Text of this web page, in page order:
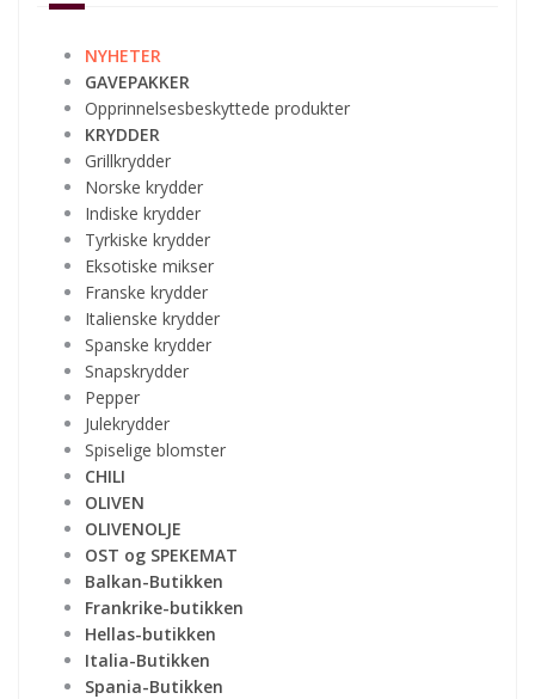
NYHETER
GAVEPAKKER
Opprinnelsesbeskyttede produkter
KRYDDER
Grillkrydder
Norske krydder
Indiske krydder
Tyrkiske krydder
Eksotiske mikser
Franske krydder
Italienske krydder
Spanske krydder
Snapskrydder
Pepper
Julekrydder
Spiselige blomster
CHILI
OLIVEN
OLIVENOLJE
OST og SPEKEMAT
Balkan-Butikken
Frankrike-butikken
Hellas-butikken
Italia-Butikken
Spania-Butikken